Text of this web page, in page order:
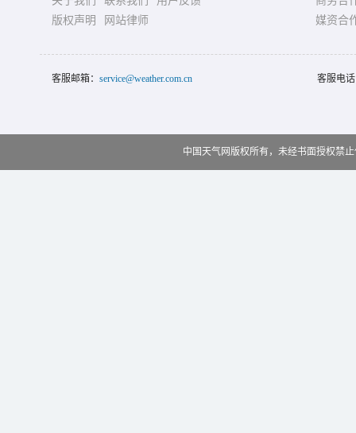
版权声明
网站律师
媒资合
客服邮箱： service@weather.com.cn 客服电
中国天气网版权所有，未经书面授权